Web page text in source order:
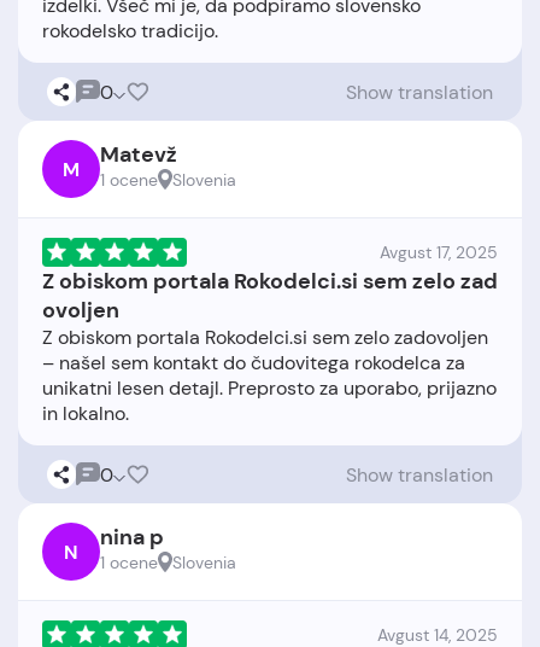
izdelki. Všeč mi je, da podpiramo slovensko
0 Show translation
M Matevž
1 ocene Slovenia
Avgust 17, 2025
Z obiskom portala Rokodelci.si sem zelo zad
ovoljen
Z obiskom portala Rokodelci.si sem zelo zadovoljen
– našel sem kontakt do čudovitega rokodelca za
unikatni lesen detajl. Preprosto za uporabo, prijazno
0 Show translation
N nina p
1 ocene Slovenia
Avgust 14, 2025